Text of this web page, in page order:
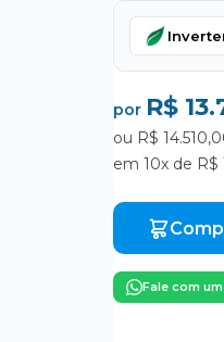
por R$
ou R$
em 10x de R$
Fale com